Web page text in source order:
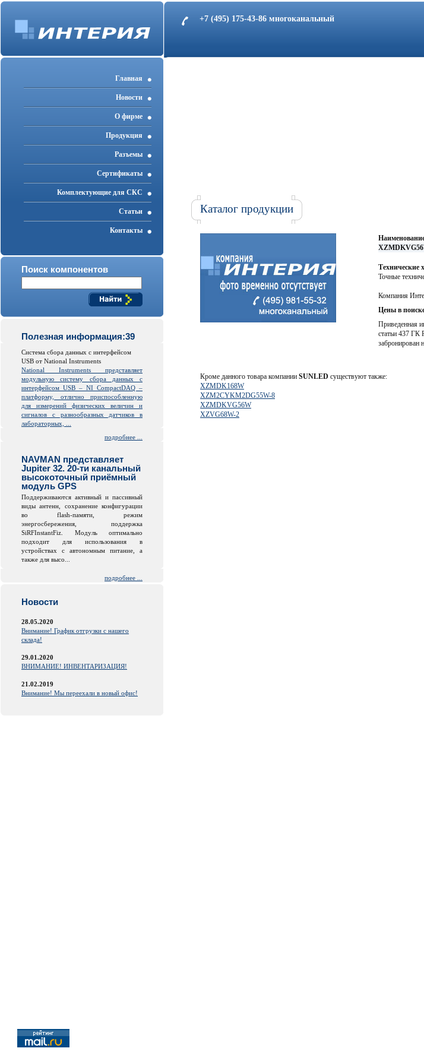
+7 (495) 175-43-86 многоканальный
Главная
Новости
О фирме
Продукция
Разъемы
Cертификаты
Комплектующие для СКС
Статьи
Контакты
Поиск компонентов
Полезная информация:39
Система сбора данных с интерфейсом
USB от National Instruments
National Instruments представляет
модульную систему сбора данных с
интерфейсом USB – NI CompactDAQ –
платформу, отлично приспособленную
для измерений физических величин и
сигналов с разнообразных датчиков в
лабораторных, ...
подробнее ...
NAVMAN представляет
Jupiter 32. 20-ти канальный
высокоточный приёмный
модуль GPS
Поддерживаются активный и пассивный
виды антенн, сохранение конфигурации
во flash-памяти, режим
энергосбережения, поддержка
SiRFInstantFiz. Модуль оптимально
подходит для использования в
устройствах с автономным питание, а
также для высо...
подробнее ...
Новости
28.05.2020
Внимание! График отгрузки с нашего
склада!
29.01.2020
ВНИМАНИЕ! ИНВЕНТАРИЗАЦИЯ!
21.02.2019
Внимание! Мы переехали в новый офис!
Каталог продукции
Технические
Точные
Компания
Цены в
Приведенная
статьи 437 ГК
забронирован
Кроме данного товара компании SUNLED существуют также:
XZMDK168W
XZM2CYKM2DG55W-8
XZMDKVG56W
XZVG68W-2